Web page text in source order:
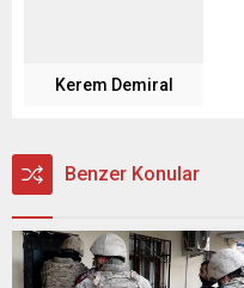
Kerem Demiral
Benzer Konular